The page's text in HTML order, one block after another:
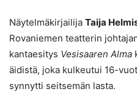
Näytelmäkirjailija Taija
Rovaniemen teatterin
kantaesitys Vesisaaren Alma
äidistä, joka kulkeutui 16-
synnytti seitsemän lasta.